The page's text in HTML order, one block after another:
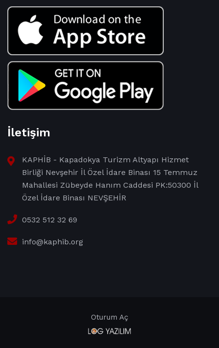
İletişim
KAPHİB - Kapadokya Turizm Altyapı Hizmet
Birliği Nevşehir İl Özel İdare Binası 15 Temmuz
Mahallesi Zübeyde Hanım Caddesi PK:50300 İl
Özel İdare Binası NEVŞEHİR
0532 512 32 69
info@kaphib.org
Oturum Aç